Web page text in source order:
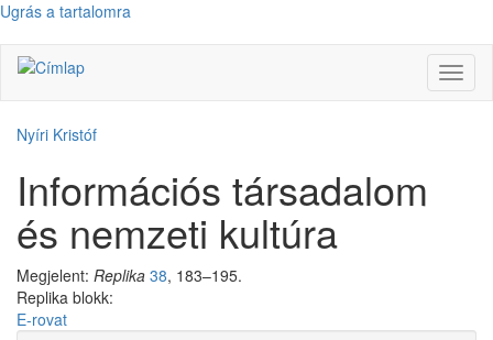
Ugrás a tartalomra
Nyíri Kristóf
Információs társadalom
és nemzeti kultúra
Megjelent: Replika 38, 183–195.
Replika blokk:
E-rovat